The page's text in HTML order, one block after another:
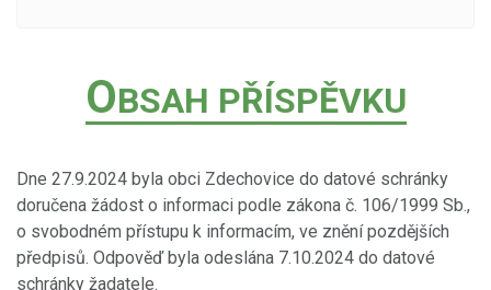
OBSAH PŘÍSPĚVKU
Dne 27.9.2024 byla obci Zdechovice do datové schránky
doručena žádost o informaci podle zákona č. 106/1999 Sb.,
o svobodném přístupu k informacím, ve znění pozdějších
předpisů. Odpověď byla odeslána 7.10.2024 do datové
schránky žadatele.